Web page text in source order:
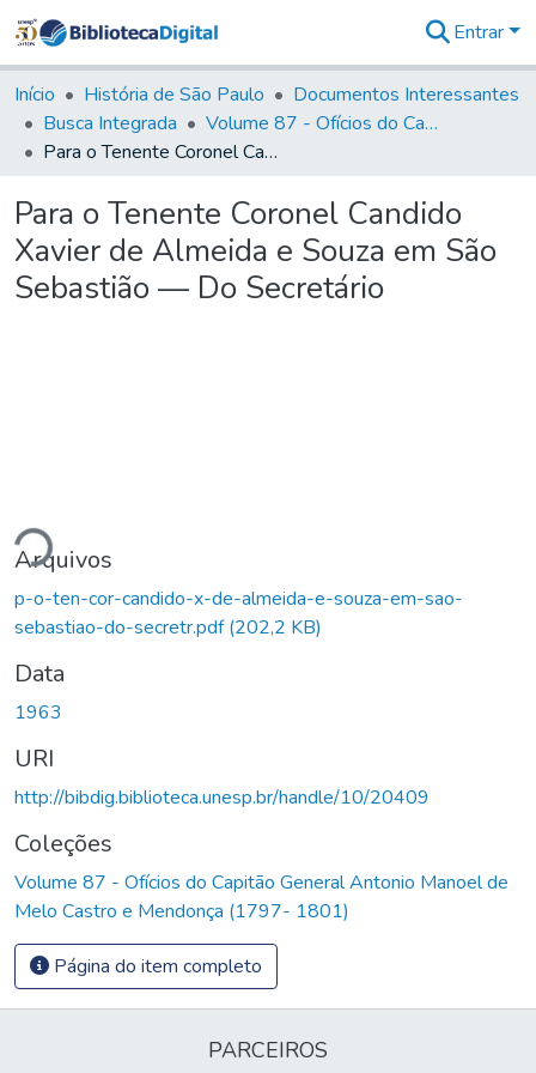
&
Coleções
Tudo na
Biblioteca
Estatísticas
Entrar
Início História de São Paulo
Documentos Interessantes
Busca Integrada
Volume 87 - Ofícios do Capitão General Antonio Manoel de Melo Castro e Mendonça (1797- 1801)
Para o Tenente Coronel Candido Xavier de Almeida e Souza em São Sebastião — Do Secretário
Para o Tenente Coronel Candido
Xavier de Almeida e Souza em São
Sebastião — Do Secretário
Arquivos
p-o-ten-cor-candido-x-de-almeida-e-souza-em-sao-
sebastiao-do-secretr.pdf(202,2 KB)
Data
1963
URI
http://bibdig.biblioteca.unesp.br/handle/10/20409
Coleções
Volume 87 - Ofícios do Capitão General Antonio Manoel de
Melo Castro e Mendonça (1797- 1801)
Página do item completo
PARCEIROS